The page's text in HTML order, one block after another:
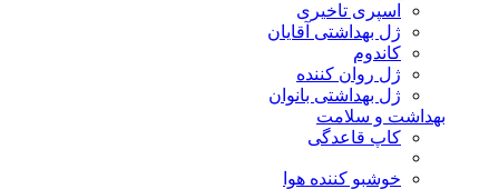
اسپری تاخیری
ژل بهداشتی آقایان
کاندوم
ژل روان کننده
ژل بهداشتی بانوان
بهداشت و سلامت
کاپ قاعدگی
خوشبو کننده هوا